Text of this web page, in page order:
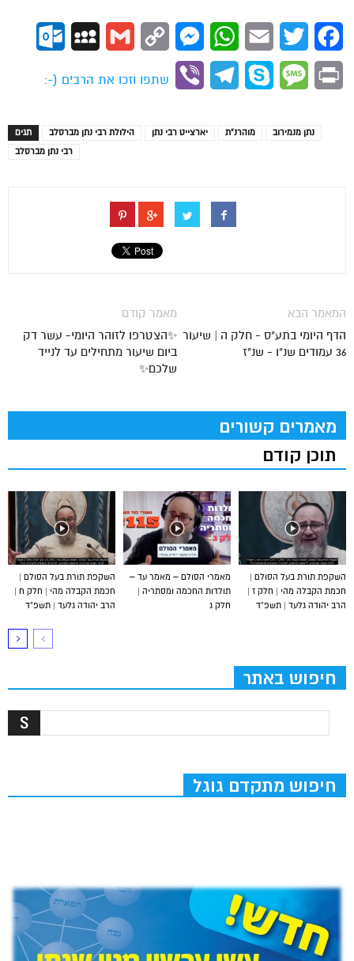
Facebook
Twitter
Email
WhatsApp
Messenger
Copy
Gmail
MySpace
Print
Message
Skype
Telegram
Viber
שתפו וזכו את הרבים (-:
תגים הילולת רבי נתן מברסלב יארצייט רבי נתן מוהרנ”ת
נתן מנמירוב
רבי נתן מברסלב
מאמר קודם
✨הצטרפו לזוהר היומי- עשר דק
ביום שיעור מתחילים עד לנייד
שלכם✨
המאמר הבא
הדף היומי בתע"ס - חלק ה | שיעור
36 עמודים שנ"ו - שנ"ז
מאמרים קשורים
תוכן קודם
השקפת תורת בעל הסולם |
חכמת הקבלה מהי | חלק ח |
הרב יהודה גלעד | תשפ”ד
מאמרי הסולם – מאמר עד –
תולדות החכמה ומסתריה |
חלק ג
השקפת תורת בעל הסולם |
חכמת הקבלה מהי | חלק ז |
הרב יהודה גלעד | תשפ”ד
חיפוש באתר
חיפוש מתקדם גוגל